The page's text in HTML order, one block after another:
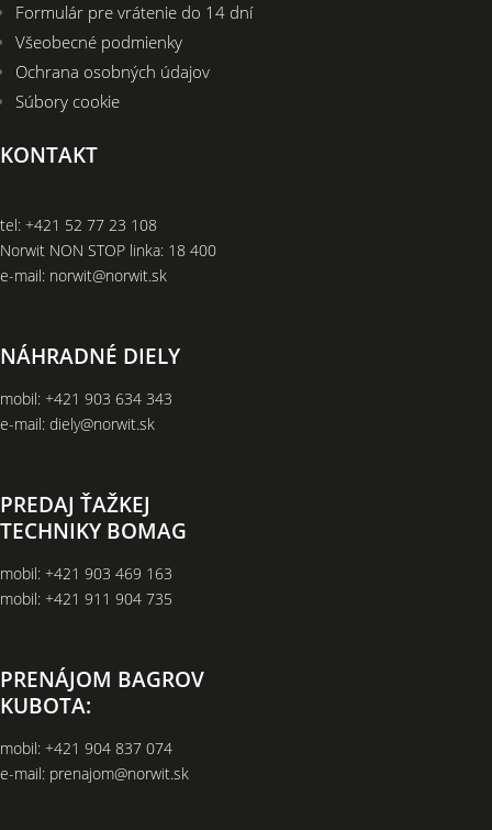
Formulár pre vrátenie do 14 dní
Všeobecné podmienky
Ochrana osobných údajov
Súbory cookie
KONTAKT
tel: +421 52 77 23 108
Norwit NON STOP linka: 18 400
e-mail: norwit@norwit.sk
NÁHRADNÉ DIELY
mobil: +421 903 634 343
e-mail: diely@norwit.sk
PREDAJ ŤAŽKEJ
TECHNIKY BOMAG
mobil: +421 903 469 163
mobil: +421 911 904 735
PRENÁJOM BAGROV
KUBOTA:
mobil: +421 904 837 074
e-mail: prenajom@norwit.sk